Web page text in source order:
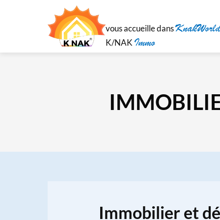
vous accueille dans
K/NAKImmo
Immobilier et